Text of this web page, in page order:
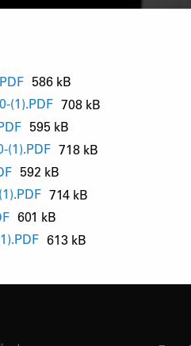
586 kB
(1).PDF 708 kB
595 kB
(1).PDF 718 kB
592 kB
714 kB
601 kB
613 kB